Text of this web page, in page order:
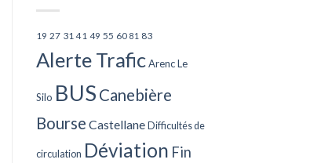
19 27 31 41 49 55 60 81 83
Alerte Trafic Arenc Le
Silo BUS Canebière
Bourse Castellane Difficultés de
circulation Déviation Fin